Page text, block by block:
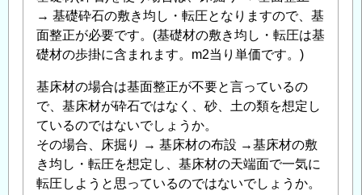
→ 基礎砕石の敷き均し・転圧となりますので、基
面整正が必要です。(基礎材の敷き均し・転圧は基
礎材の歩掛に含まれます。m2当り単価です。)
基床材の場合は基面整正が不要と言っているの
で、基床材が砕石ではなく、砂、土の類を想定し
ているのではないでしょうか。
その場合、床掘り → 基床材の布設 →基床材の敷
き均し・転圧を想定し、基床材の天端面で一気に
転圧しようと思っているのではないでしょうか。